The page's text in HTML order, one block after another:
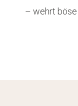
– wehrt böse